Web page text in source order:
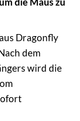
Dragonfly
dem
wird die